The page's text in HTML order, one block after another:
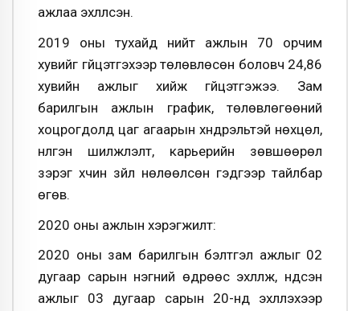
ажлаа эхлүүлсэн.
2019 оны тухайд нийт ажлын 70 орчим
хувийг гүйцэтгэхээр төлөвлөсөн боловч 24,86
хувийн ажлыг хийж гүйцэтгэжээ. Зам
барилгын ажлын график, төлөвлөгөөний
хоцрогдолд цаг агаарын хүндрэльтэй нөхцөл,
нүүлгэн шилжүүлэлт, карьерийн зөвшөөрөл
зэрэг хүчин зүйл нөлөөлсөн гэдгээр тайлбар
өгөв.
2020 оны ажлын хэрэгжилт:
2020 оны зам барилгын бэлтгэл ажлыг 02
дугаар сарын нэгний өдрөөс эхлүүлж, үндсэн
ажлыг 03 дугаар сарын 20-нд эхлүүлэхээр